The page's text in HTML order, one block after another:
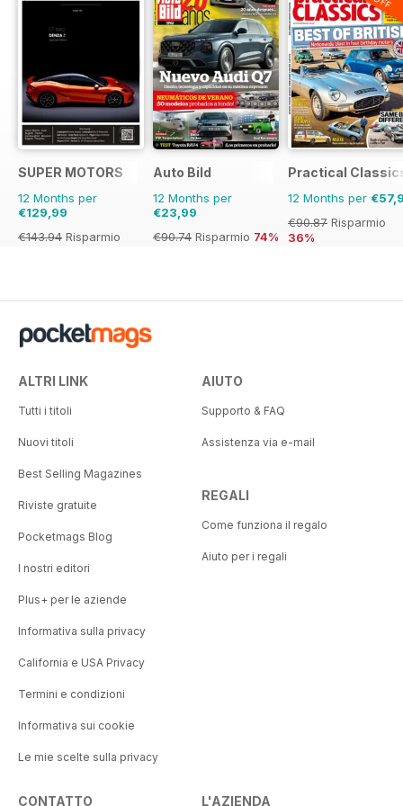
SUPER MOTORS
12 Months per
€129,99
€143.94 Risparmio
Auto Bild
12 Months per
€23,99
€90.74 Risparmio 74%
Practical
12 Months per
€90.87 Risparmio
36%
ALTRI LINK
Tutti i titoli
Nuovi titoli
Best Selling Magazines
Riviste gratuite
Pocketmags Blog
I nostri editori
Plus+ per le aziende
Informativa sulla privacy
California e USA Privacy
Termini e condizioni
Informativa sui cookie
Le mie scelte sulla privacy
AIUTO
Supporto & FAQ
Assistenza via e-mail
REGALI
Come funziona il regalo
Aiuto per i regali
CONTATTO L'AZIENDA